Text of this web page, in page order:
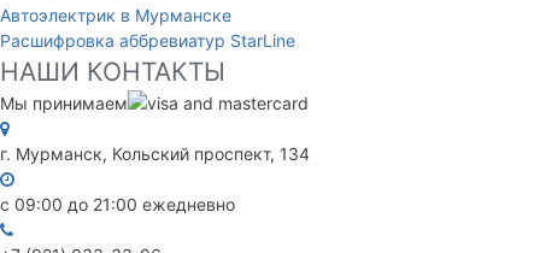
Автоэлектрик в Мурманске
Расшифровка аббревиатур StarLine
НАШИ КОНТАКТЫ
Мы принимаем
г. Мурманск, Кольский проспект, 134
с 09:00 до 21:00 ежедневно